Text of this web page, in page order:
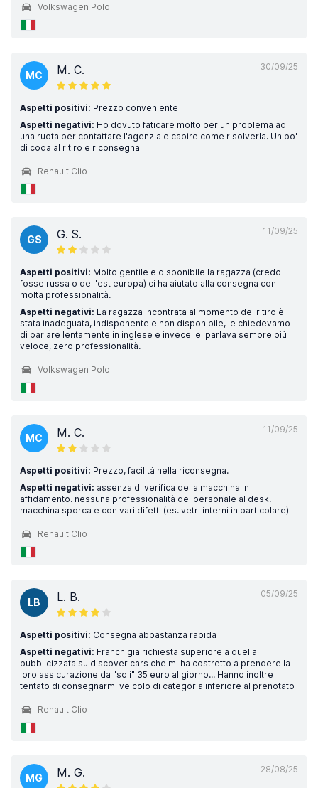
Volkswagen Polo
30/09/25
MC M. C.
Aspetti positivi: Prezzo conveniente
Aspetti negativi: Ho dovuto faticare molto per un problema ad
una ruota per contattare l'agenzia e capire come risolverla. Un po'
di coda al ritiro e riconsegna
Renault Clio
11/09/25
GS G. S.
Aspetti positivi: Molto gentile e disponibile la ragazza (credo
fosse russa o dell'est europa) ci ha aiutato alla consegna con
molta professionalità.
Aspetti negativi: La ragazza incontrata al momento del ritiro è
stata inadeguata, indisponente e non disponibile, le chiedevamo
di parlare lentamente in inglese e invece lei parlava sempre più
veloce, zero professionalità.
Volkswagen Polo
11/09/25
MC M. C.
Aspetti positivi: Prezzo, facilità nella riconsegna.
Aspetti negativi: assenza di verifica della macchina in
affidamento. nessuna professionalità del personale al desk.
macchina sporca e con vari difetti (es. vetri interni in particolare)
Renault Clio
05/09/25
LB L. B.
Aspetti positivi: Consegna abbastanza rapida
Aspetti negativi: Franchigia richiesta superiore a quella
pubblicizzata su discover cars che mi ha costretto a prendere la
loro assicurazione da "soli" 35 euro al giorno... Hanno inoltre
tentato di consegnarmi veicolo di categoria inferiore al prenotato
Renault Clio
28/08/25
MG M. G.